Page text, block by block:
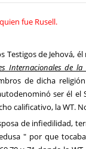
fue Rusell.
Testigos de Jehová,
Internacionales de la
de dicha
ser él el
calificativo, la WT.
de infiedilidad,
" por que